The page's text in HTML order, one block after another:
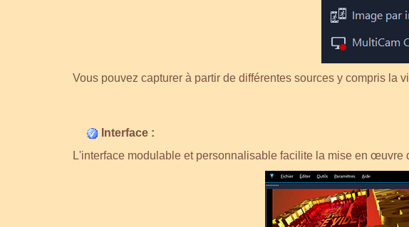
Vous pouvez capturer à partir de différentes sources y compris la
Interface :
L'interface modulable et personnalisable facilite la mise en œuvre